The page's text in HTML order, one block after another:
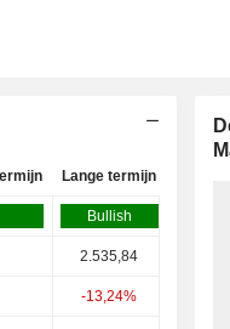
Lange termijn
Bullish
2.535,84
-13,24%